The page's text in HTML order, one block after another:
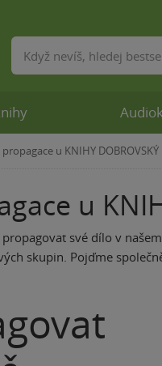
u KNIHY DOBROVSKÝ
u
propagovat své dílo v
skupin. Pojďme
Vyhledávání